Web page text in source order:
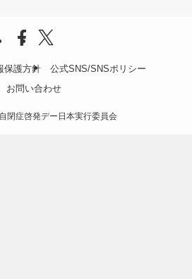
保護方針
公式SNS/SNSポリシー
お問い合わせ
閉症啓発デー日本実行委員会